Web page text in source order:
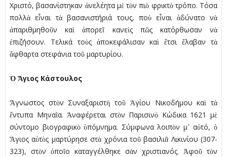
Χριστό, βασανίστηκαν ἀνελέητα µὲ τὸν πιὸ φρικτὸ τρόπο. Τόσα
πολλὰ εἶναι τὰ βασανιστήριά τους, ποὺ εἶναι ἀδύνατο νὰ
ἀπαριθµηθοῦν καὶ ἀπορεῖ κανεὶς πῶς κατόρθωσαν νὰ
ἐπιζήσουν. Τελικά τοὺς ἀποκεφάλισαν καὶ ἔτσι ἔλαβαν τὰ
ἄφθαρτα στεφάνια τοῦ µαρτυρίου.
Ὁ Ἅγιος Κάστουλος
Ἄγνωστος στὸν Συναξαριστὴ τοῦ Ἁγίου Νικοδήµου καὶ τὰ
ἔντυπα Μηναῖα. Ἀναφέρεται στὸν Παρισινὸ Κώδικα 1621 µὲ
σύντοµο βιογραφικὸ ὑπόµνηµα. Σύµφωνα λοιπὸν µ᾿ αὐτό, ὁ
Ἅγιος αὐτὸς µαρτύρησε στὰ χρόνια τοῦ βασιλιᾶ Λικινίου (307-
323), στὸν ὁποῖο καταγγέλθηκε σὰν χριστιανός. Ἀφοῦ τὸν